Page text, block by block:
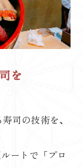
を
司の技術を、
ートで「プロ